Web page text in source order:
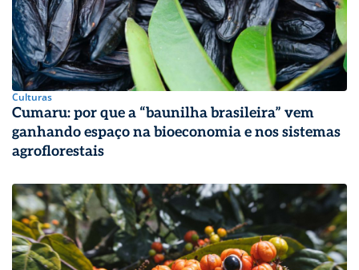
Culturas
Cumaru: por que a “baunilha brasileira” vem
ganhando espaço na bioeconomia e nos sistemas
agroflorestais